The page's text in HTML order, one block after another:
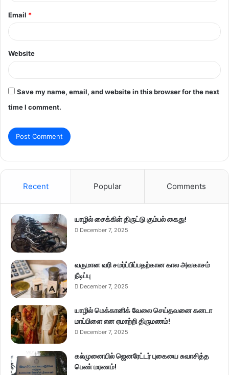
Email *
Website
Save my name, email, and website in this browser for the next
time I comment.
Recent Popular Comments
யாழில் சைக்கிள் திருட்டு கும்பல் கைது!
December 7, 2025
வருமான வரி சமர்ப்பிப்பதற்கான கால அவகாசம்
நீடிப்பு
December 7, 2025
யாழில் மெக்கானிக் வேலை செய்தவனை கனடா
மாப்பிளை என ஏமாற்றி திருமணம்!
December 7, 2025
கல்முனையில் ஜெனரேட்டர் புகையை சுவாசித்த
பெண் மரணம்!